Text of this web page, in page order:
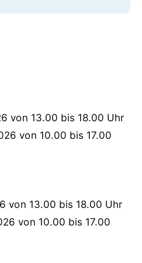
von 13.00 bis 18.00 Uhr
von 10.00 bis 17.00
von 13.00 bis 18.00 Uhr
von 10.00 bis 17.00